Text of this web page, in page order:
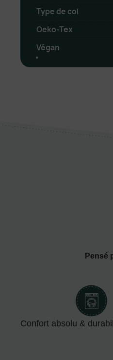
Type de col
Oeko-Tex
Végan
Pensé
Confort absolu &